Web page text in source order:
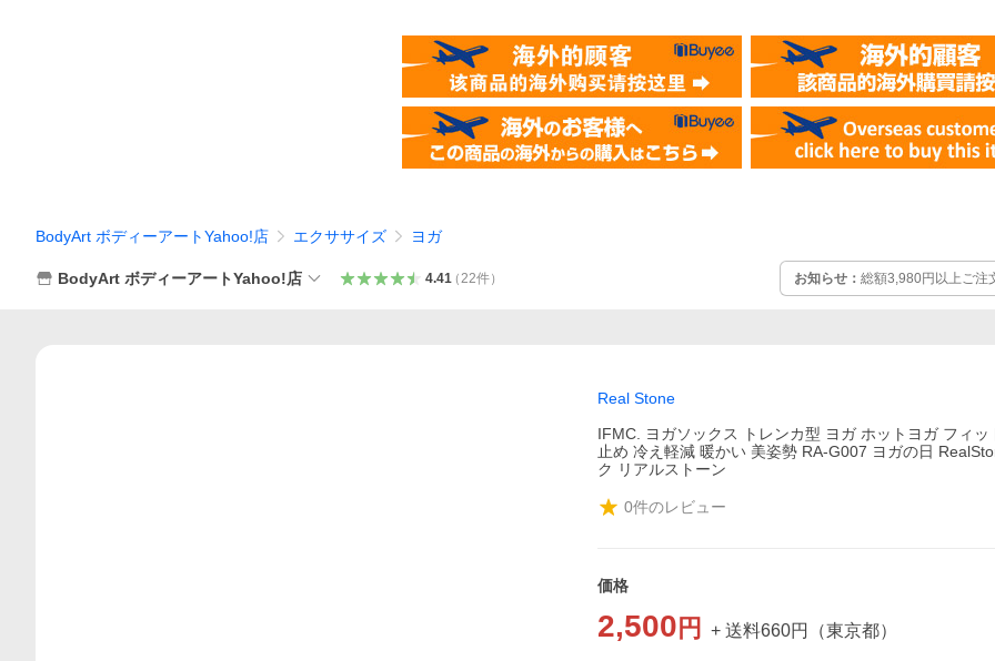
BodyArt ボディーアートYahoo!店 エクササイズ ヨガ
BodyArt ボディーアートYahoo!店 4.41（22件） お知らせ： 総額3,980円以上ご注
Real Stone
IFMC. ヨガソックス トレンカ型 ヨガ ホットヨガ フィッ
止め 冷え軽減 暖かい 美姿勢 RA-G007 ヨガの日
ク リアルストーン
0件のレビュー
価格
2,500 円 + 送料660円 （東京都）